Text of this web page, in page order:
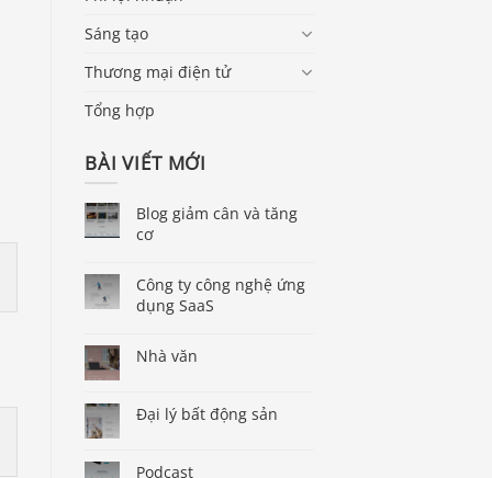
Sáng tạo
Thương mại điện tử
Tổng hợp
BÀI VIẾT MỚI
Blog giảm cân và tăng
cơ
Công ty công nghệ ứng
dụng SaaS
Nhà văn
Đại lý bất động sản
Podcast